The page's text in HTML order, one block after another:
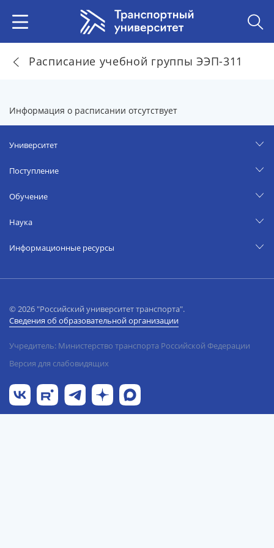
Расписание учебной группы ЭЭП-311
Информация о расписании отсутствует
Университет
Поступление
Обучение
Наука
Информационные ресурсы
© 2026 "Российский университет транспорта".
Сведения об образовательной организации
Учредитель: Министерство транспорта Российской Федерации
Версия для слабовидящих